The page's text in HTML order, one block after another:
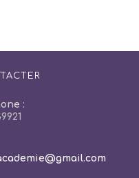
:
S’ouvre